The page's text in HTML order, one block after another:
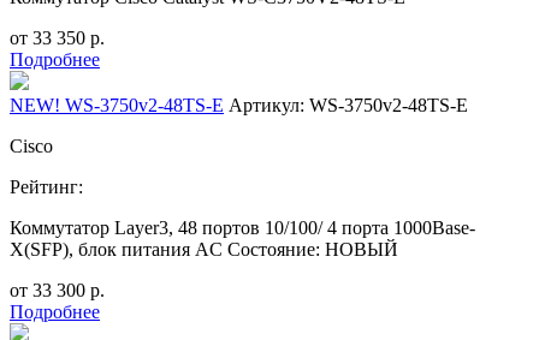
от 33 350 р.
Подробнее
NEW! WS-3750v2-48TS-E Артикул: WS-3750v2-48TS-E
Cisco
Рейтинг:
Коммутатор Layer3, 48 портов 10/100/ 4 порта 1000Base-
X(SFP), блок питания AC Состояние: НОВЫЙ
от 33 300 р.
Подробнее